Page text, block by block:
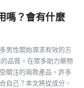
嗎？會有什麼
男性開始尋求有效的方
品質。在眾多助力藥物
關注的兩款產品。許多
自己？本文將從成分、